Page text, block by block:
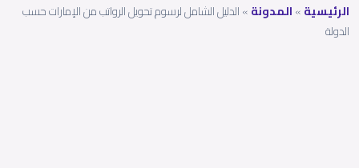
الرئيسية»المدونة»الدليل الشامل لرسوم تحويل الرواتب من الإمارات حسب
الدولة